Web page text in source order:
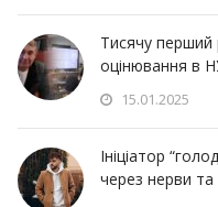
Тисячу перший
оцінювання в
15.01.2025
Ініціатор
через нерви